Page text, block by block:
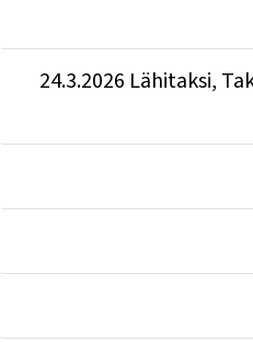
24.3.2026 Lähitaksi,